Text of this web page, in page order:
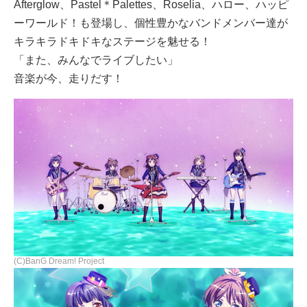
Afterglow、Pastel＊Palettes、Roselia、ハロー、ハッピ
ーワールド！も登場し、個性豊かなバンドメンバー達が
キラキラドキドキなステージを魅せる！
「また、みんなでライブしたい」
音楽が今、走りだす！
(C)BanG Dream! Project